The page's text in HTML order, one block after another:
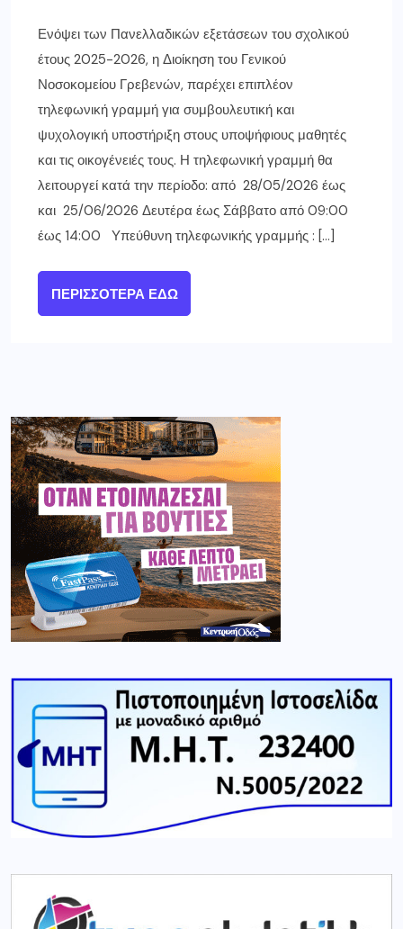
Ενόψει των Πανελλαδικών εξετάσεων του σχολικού
έτους 2025-2026, η Διοίκηση του Γενικού
Νοσοκομείου Γρεβενών, παρέχει επιπλέον
τηλεφωνική γραμμή για συμβουλευτική και
ψυχολογική υποστήριξη στους υποψήφιους μαθητές
και τις οικογένειές τους. Η τηλεφωνική γραμμή θα
λειτουργεί κατά την περίοδο: από 28/05/2026 έως
και 25/06/2026 Δευτέρα έως Σάββατο από 09:00
έως 14:00 Υπεύθυνη τηλεφωνικής γραμμής : […]
ΠΕΡΙΣΣΌΤΕΡΑ ΕΔΏ